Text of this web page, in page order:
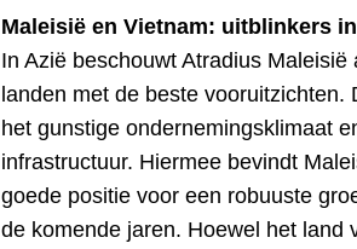
Maleisië en Vietnam: uitblinkers
In Azië beschouwt Atradius Maleisië
landen met de beste vooruitzichten.
het gunstige ondernemingsklimaat
infrastructuur. Hiermee bevindt
goede positie voor een robuuste
de komende jaren. Hoewel het land